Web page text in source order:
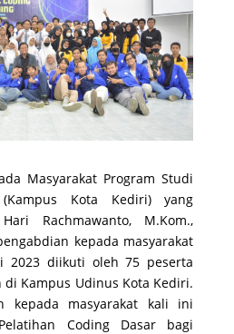
Masyarakat Program Studi
Kota Kediri) yang
Rachmawanto, M.Kom.,
kepada masyarakat
2023 diikuti oleh 75 peserta
di Kampus Udinus Kota Kediri.
kepada masyarakat kali ini
Coding Dasar bagi